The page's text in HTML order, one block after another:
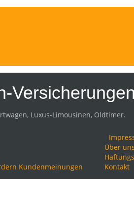
Versicherungen
Luxus-Limousinen, Oldtimer.
Kundenmeinungen
Über uns
Kontakt